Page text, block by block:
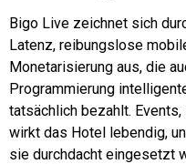
Bigo Live zeichnet sich
Latenz, reibungslose
Monetarisierung aus, die
Programmierung
tatsächlich bezahlt. Events,
wirkt das Hotel lebendig,
sie durchdacht eingesetzt